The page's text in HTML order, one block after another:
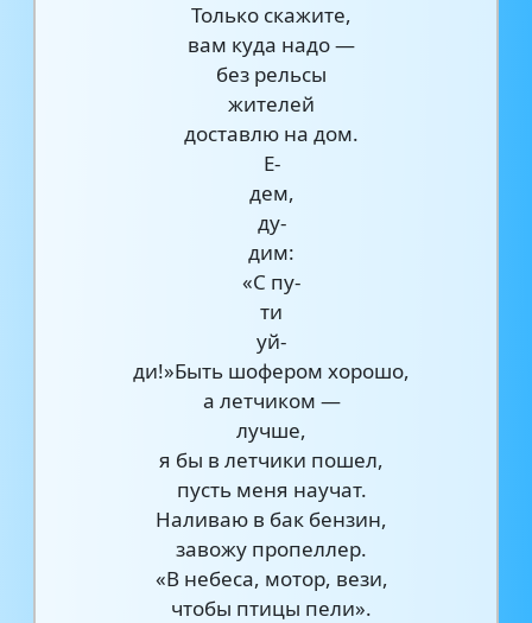
Только скажите,
вам куда надо —
без рельсы
жителей
доставлю на дом.
Е-
дем,
ду-
дим:
«С пу-
ти
уй-
ди!»Быть шофером хорошо,
а летчиком —
лучше,
я бы в летчики пошел,
пусть меня научат.
Наливаю в бак бензин,
завожу пропеллер.
«В небеса, мотор, вези,
чтобы птицы пели».